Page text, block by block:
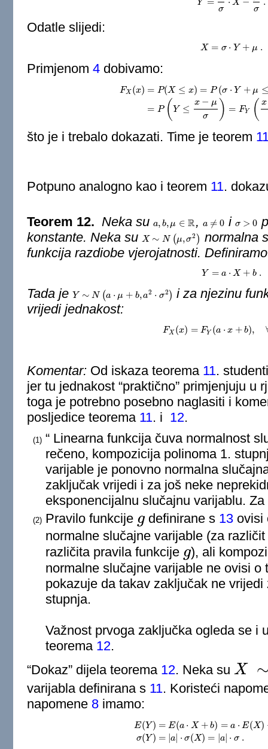
Y
σ
X
σ
Y =1σ ⋅ X− μσ .
Odatle slijedi:
X = σ ⋅ Y + μ .
X =σ ⋅ Y+ μ .
Primjenom 4dobivamo:
FX (x) = P(X ≤ x) = P (σ ⋅ Y + μ ≤
= P (Y ≤
x − μ
σ
) = F Y ( x
≤x ⋅Y +μ ≤x )= −μ σ)
što je i trebalo dokazati. Time je teorem
Potpuno analogno kao i teorem 11.
Teorem 12. Neka sua, b, μ ∈ R
a,b,μ∈ R , a ≠ 0
a≠0 i σ > 0
σ>0
konstante. Neka su X ∼ N (μ, σ2 )
X∼N( μ,σ 2 )
normalna
funkcija razdiobe vjerojatnosti.
Y = a ⋅ X + b .
Y =a ⋅ X+ b .
Tada je Y ∼ N (a ⋅ μ + b, a2 ⋅ σ2)
Y∼N (a⋅μ +b ,a2⋅ σ2 )
i za njezinu
vrijedi jednakost:
F X (x) = F Y (a ⋅ x + b),
FX( x)=FY (a⋅x +b ),∀x
Komentar:Od iskaza teorema 11.
jer tu jednakost “praktično” primjenjuju u
toga je potrebno posebno naglasiti i
posljedice teorema 11. i 12.
(1) “ Linearna funkcija čuva normalnost
rečeno, kompozicija polinoma 1.
varijable je ponovno normalna
zaključak vrijedi i za još neke
eksponencijalnu slučajnu varijablu.
(2) Pravilo funkcije g
g definirane s 13 ovisi
normalne slučajne varijable (za
različita pravila funkcije g
g ), ali
normalne slučajne varijable ne ovisi
pokazuje da takav zaključak ne
stupnja.
Važnost prvoga zaključka ogleda se i
teorema 12.
“Dokaz” dijela teorema 12. Neka su X
X ∼ μ,σ
varijabla definirana s 11. Koristeći
napomene 8imamo:
E(Y )
σ(Y )
= E(a ⋅ X + b) = a ⋅ E(X)
= |a ⋅ σ(X) = a| ⋅ σ .
E( Y) (a X )=a⋅ X )+ b bσ Y